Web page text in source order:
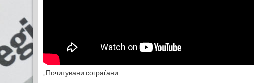
„Почитувани сограѓани